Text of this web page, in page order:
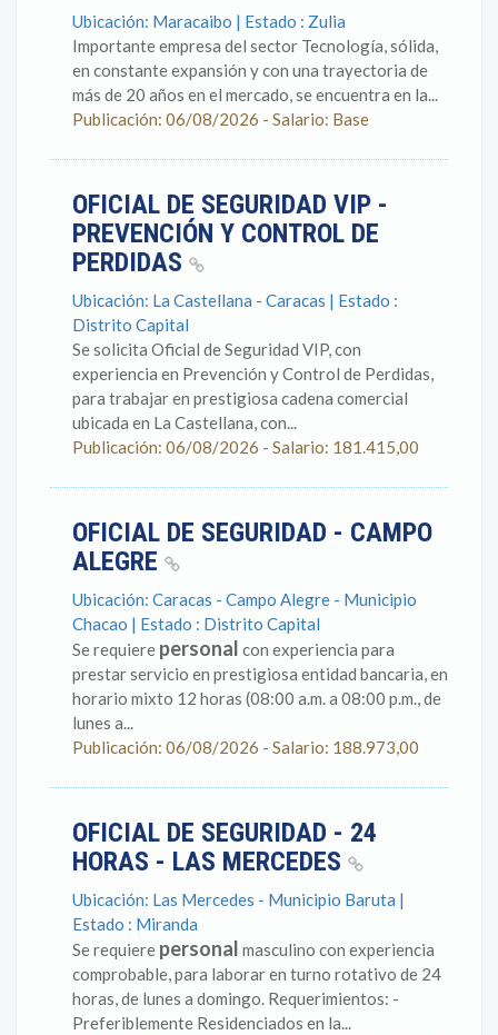
Ubicación: Maracaibo | Estado : Zulia
Importante empresa del sector Tecnología, sólida,
en constante expansión y con una trayectoria de
más de 20 años en el mercado, se encuentra en la...
Publicación: 06/08/2026 - Salario: Base
OFICIAL DE SEGURIDAD VIP -
PREVENCIÓN Y CONTROL DE
PERDIDAS
Ubicación: La Castellana - Caracas | Estado :
Distrito Capital
Se solicita Oficial de Seguridad VIP, con
experiencia en Prevención y Control de Perdidas,
para trabajar en prestigiosa cadena comercial
ubicada en La Castellana, con...
Publicación: 06/08/2026 - Salario: 181.415,00
OFICIAL DE SEGURIDAD - CAMPO
ALEGRE
Ubicación: Caracas - Campo Alegre - Municipio
Chacao | Estado : Distrito Capital
Se requiere personal con experiencia para
prestar servicio en prestigiosa entidad bancaria, en
horario mixto 12 horas (08:00 a.m. a 08:00 p.m., de
lunes a...
Publicación: 06/08/2026 - Salario: 188.973,00
OFICIAL DE SEGURIDAD - 24
HORAS - LAS MERCEDES
Ubicación: Las Mercedes - Municipio Baruta |
Estado : Miranda
Se requiere personal masculino con experiencia
comprobable, para laborar en turno rotativo de 24
horas, de lunes a domingo. Requerimientos: -
Preferiblemente Residenciados en la...